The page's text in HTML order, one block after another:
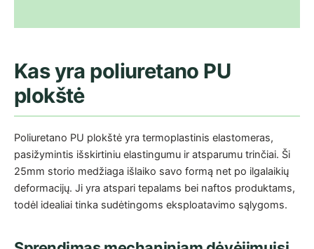
Kas yra poliuretano PU
plokštė
Poliuretano PU plokštė yra termoplastinis elastomeras,
pasižymintis išskirtiniu elastingumu ir atsparumu trinčiai. Ši
25mm storio medžiaga išlaiko savo formą net po ilgalaikių
deformacijų. Ji yra atspari tepalams bei naftos produktams,
todėl idealiai tinka sudėtingoms eksploatavimo sąlygoms.